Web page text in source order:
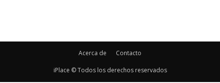
Acerca de Contacto
iPlace © Todos los derechos reservados